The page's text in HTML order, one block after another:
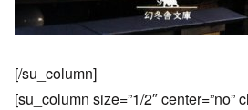
[/su_column]
[su_column size=”1/2″ center=”no”